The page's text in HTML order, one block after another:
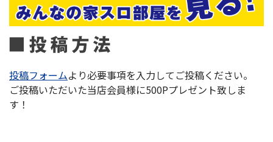
投稿フォームより必要事項を入力してご投稿ください。
ご投稿いただいた当店会員様に500Pプレゼント致しま
す！